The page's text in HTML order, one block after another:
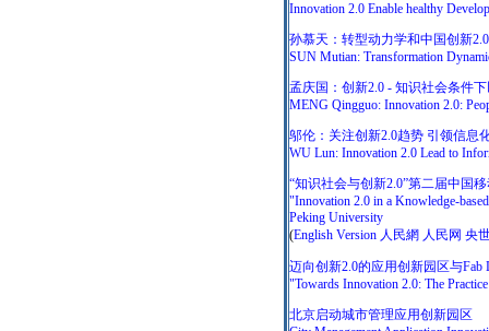
Innovation 2.0 Enable healthy
孙慕天：转型动力学和中国创新2.0
SUN Mutian: Transformation
孟庆国：创新2.0 - 知识社会条件
MENG Qingguo: Innovation 2.0:
邬伦：关注创新2.0趋势 引领信息
WU Lun: Innovation 2.0 Lead to
“知识社会与创新2.0”第二届中国
"Innovation 2.0 in a Knowledge-
Peking University
(English Version 人民網 人民网 央
迈向创新2.0的应用创新园区与Fab
"Towards Innovation 2.0: The
北京启动城市管理应用创新园区